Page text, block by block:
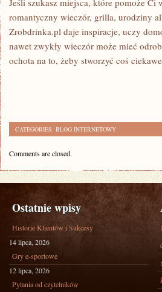
Jeśli szukasz miejsca, które pomoże
romantyczny wieczór, grilla, urodziny
Zrobdrinka.pl daje inspiracje, uczy
nawet zwykły wieczór może mieć
ochota na to, żeby stworzyć coś
CATEGORIES: BLOG INTERNETOWY
Comments are closed.
Ostatnie wpisy
Historie Klientów i Sukcesy
14 lipca, 2026
Gry e-sportowe
12 lipca, 2026
Pytania od czytelników